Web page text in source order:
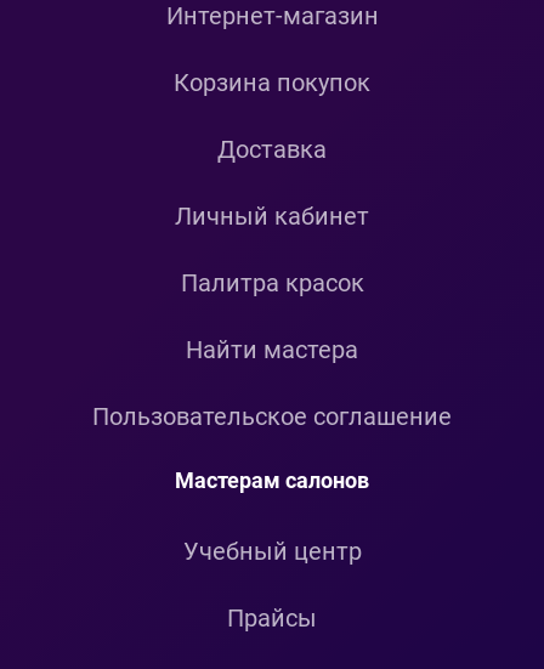
Интернет-магазин
Корзина покупок
Доставка
Личный кабинет
Палитра красок
Найти мастера
Пользовательское соглашение
Мастерам салонов
Учебный центр
Прайсы